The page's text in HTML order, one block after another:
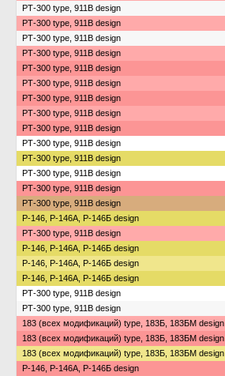
РТ-300 type, 911В design
РТ-300 type, 911В design
РТ-300 type, 911В design
РТ-300 type, 911В design
РТ-300 type, 911В design
РТ-300 type, 911В design
РТ-300 type, 911В design
РТ-300 type, 911В design
РТ-300 type, 911В design
РТ-300 type, 911В design
РТ-300 type, 911В design
РТ-300 type, 911В design
РТ-300 type, 911В design
РТ-300 type, 911В design
Р-146, Р-146А, Р-146Б design
РТ-300 type, 911В design
Р-146, Р-146А, Р-146Б design
Р-146, Р-146А, Р-146Б design
Р-146, Р-146А, Р-146Б design
РТ-300 type, 911В design
РТ-300 type, 911В design
183 (всех модификаций) type, 183Б, 183БМ design
183 (всех модификаций) type, 183Б, 183БМ design
183 (всех модификаций) type, 183Б, 183БМ design
Р-146, Р-146А, Р-146Б design